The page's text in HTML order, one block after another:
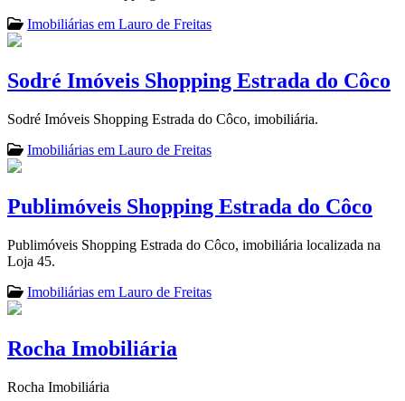
Imobiliárias em Lauro de Freitas
Sodré Imóveis Shopping Estrada do Côco
Sodré Imóveis Shopping Estrada do Côco, imobiliária.
Imobiliárias em Lauro de Freitas
Publimóveis Shopping Estrada do Côco
Publimóveis Shopping Estrada do Côco, imobiliária localizada na
Loja 45.
Imobiliárias em Lauro de Freitas
Rocha Imobiliária
Rocha Imobiliária